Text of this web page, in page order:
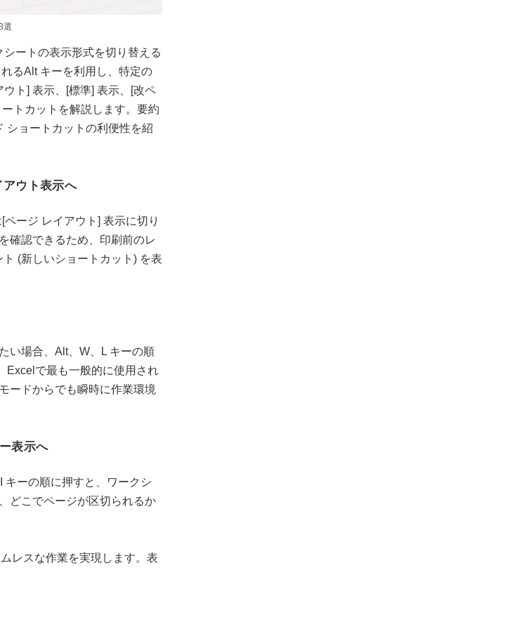
選
ートの表示形式を切り替える
るAlt キーを利用し、特定の
ト] 表示、[標準] 表示、[改ペ
トカットを解説します。要約
ショートカットの利便性を紹
ウト表示へ
ージ レイアウト] 表示に切り
確認できるため、印刷前のレ
(新しいショートカット) を表
い場合、Alt、W、L キーの順
Excelで最も一般的に使用され
ードからでも瞬時に作業環境
表示へ
キーの順に押すと、ワークシ
どこでページが区切られるか
レスな作業を実現します。表